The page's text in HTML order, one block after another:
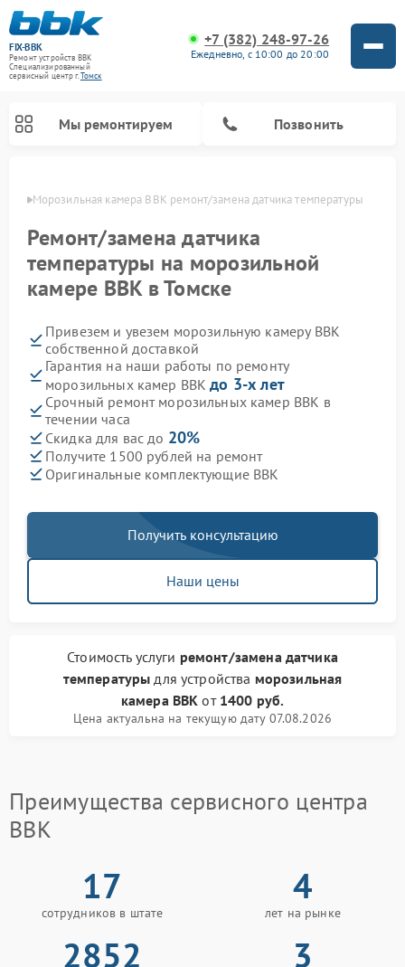
FIX-BBK
Ремонт устройств BBK
Специализированный
cервисный центр г.Томск
+7 (382) 248-97-26
Ежедневно, с 10:00 до 20:00
Мы ремонтируем Позвонить
Морозильная камера BBK ремонт/замена датчика температуры
Ремонт/замена датчика
температуры на морозильной
камере BBK в Томске
Привезем и увезем морозильную камеру BBK
собственной доставкой
Гарантия на наши работы по ремонту
морозильных камер BBKдо 3-х лет
Срочный ремонт морозильных камер BBK в
течении часа
Скидка для вас до 20%
Получите 1500 рублей на ремонт
Оригинальные комплектующие BBK
Получить консультацию
Наши цены
Стоимость услуги ремонт/замена датчика
температуры для устройства морозильная
камера BBK от 1400 руб.
Цена актуальна на текущую дату 07.08.2026
Преимущества сервисного центра
BBK
17
сотрудников в штате
4
лет на рынке
2852 3